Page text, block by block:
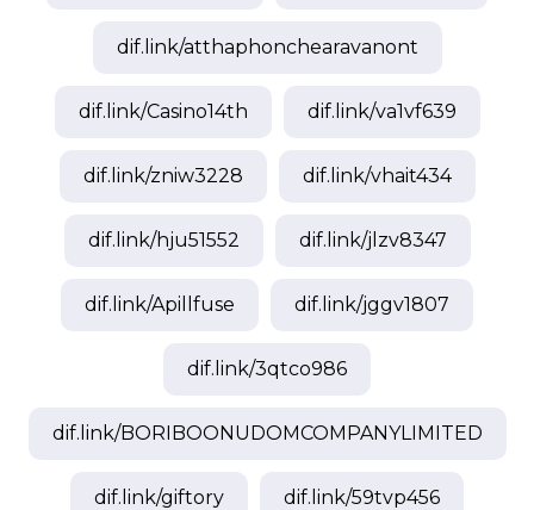
dif.link/atthaphonchearavanont
dif.link/Casino14th dif.link/va1vf639
dif.link/zniw3228 dif.link/vhait434
dif.link/hju51552 dif.link/jlzv8347
dif.link/Apillfuse dif.link/jggv1807
dif.link/3qtco986
dif.link/BORIBOONUDOMCOMPANYLIMITED
dif.link/giftory dif.link/59tvp456